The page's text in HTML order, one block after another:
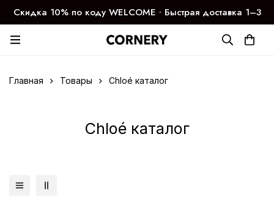
Скидка 10% по коду WELCOME ∙ Быстрая доставка 1–3
дня
Главная Товары Chloé каталог
Chloé каталог